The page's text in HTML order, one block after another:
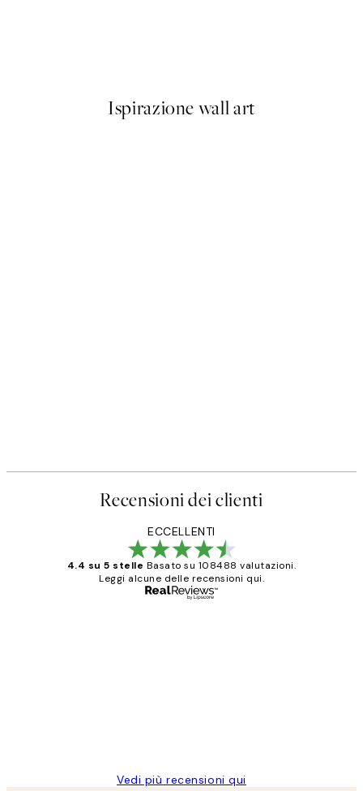
Ispirazione wall art
Recensioni dei clienti
ECCELLENTI
4.4 su 5 stelle Basato su 108488 valutazioni.
Leggi alcune delle recensioni qui.
Vedi più recensioni qui